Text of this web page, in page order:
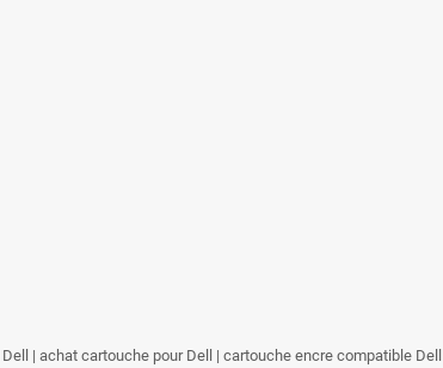
| achat cartouche pour Dell | cartouche encre compatible